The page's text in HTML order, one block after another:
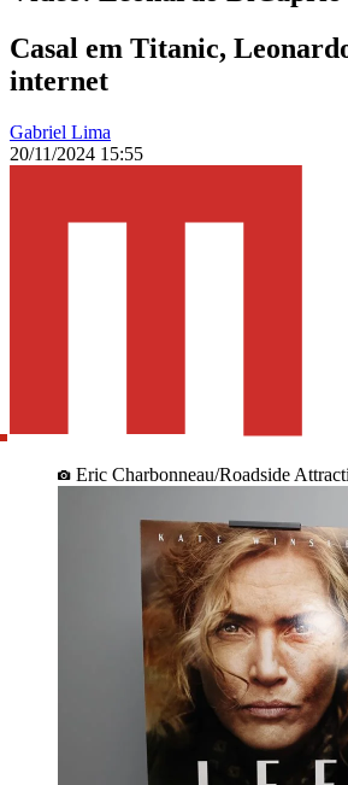
Casal em Titanic,
internet
Gabriel Lima
20/11/2024 15:55
Eric Charbonneau/Roadside